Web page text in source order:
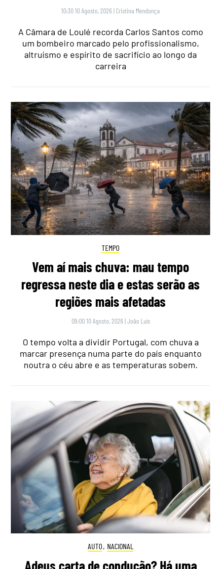
10:30 10 Agosto, 2026 | Cristina Mendonça
A Câmara de Loulé recorda Carlos Santos como
um bombeiro marcado pelo profissionalismo,
altruísmo e espírito de sacrifício ao longo da
carreira
TEMPO
Vem aí mais chuva: mau tempo
regressa neste dia e estas serão as
regiões mais afetadas
09:00 10 Agosto, 2026 |João Luís
O tempo volta a dividir Portugal, com chuva a
marcar presença numa parte do país enquanto
noutra o céu abre e as temperaturas sobem.
AUTO, NACIONAL
Adeus carta de condução? Há uma